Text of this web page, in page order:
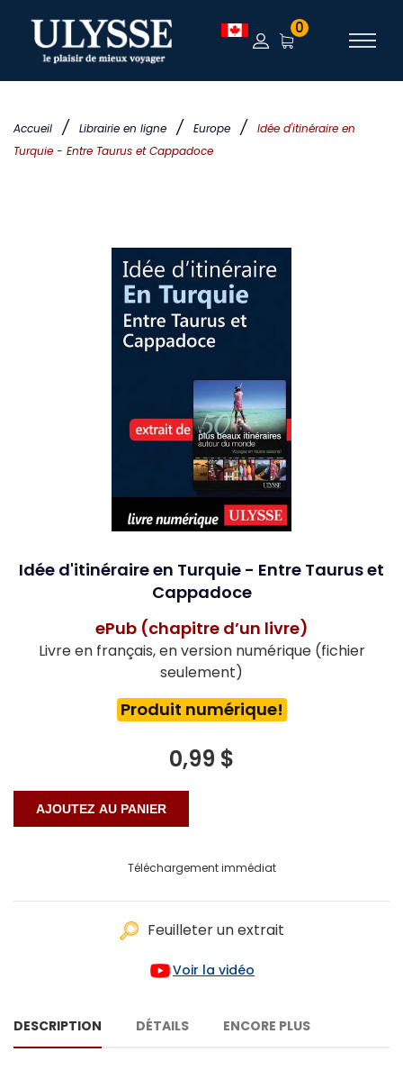
Accueil / Librairie en ligne / Europe /
Idée d'itinéraire en
Turquie - Entre Taurus et Cappadoce
0
Idée d'itinéraire en Turquie - Entre Taurus et
Cappadoce
ePub (chapitre d’un livre)
Livre en français, en version numérique (fichier
seulement)
Produit numérique!
0,99 $
Téléchargement immédiat
Feuilleter un extrait
Voir la vidéo
DESCRIPTION DÉTAILS ENCORE PLUS